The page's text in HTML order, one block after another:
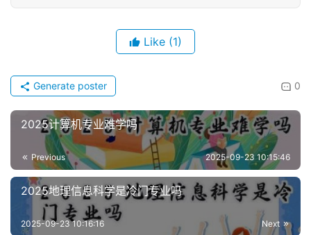
Like (1)
0
Generate poster
2025计算机专业难学吗
Previous 2025-09-23 10:15:46
2025地理信息科学是冷门专业吗
Next
2025-09-23 10:16:16